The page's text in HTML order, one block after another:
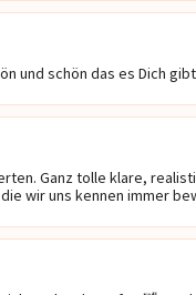
empathisch🌻
und schön das es Dich
Ganz tolle klare,
wir uns kennen immer